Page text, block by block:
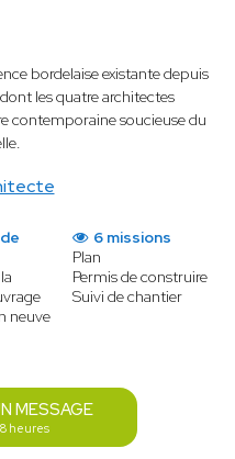
bordelaise existante depuis
les quatre architectes
contemporaine soucieuse du
neuve
6 missions
Plan
Permis de construire
Suivi de chantier
MESSAGE
heures